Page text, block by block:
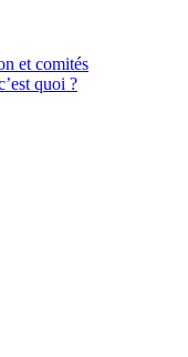
et comités
quoi ?